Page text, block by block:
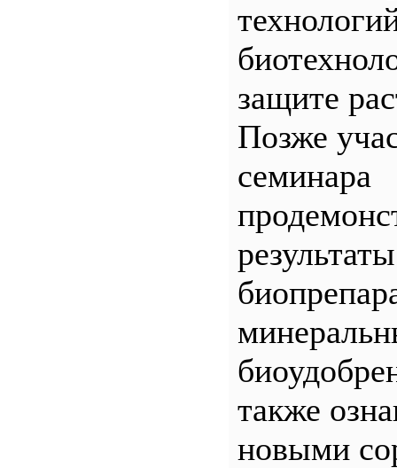
защите
Позже
семинара
также
новыми